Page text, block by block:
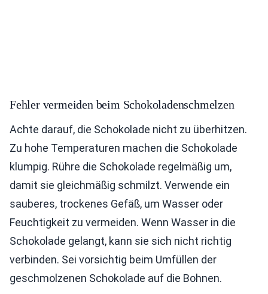
Fehler vermeiden beim Schokoladenschmelzen
Achte darauf, die Schokolade nicht zu überhitzen.
Zu hohe Temperaturen machen die Schokolade
klumpig. Rühre die Schokolade regelmäßig um,
damit sie gleichmäßig schmilzt. Verwende ein
sauberes, trockenes Gefäß, um Wasser oder
Feuchtigkeit zu vermeiden. Wenn Wasser in die
Schokolade gelangt, kann sie sich nicht richtig
verbinden. Sei vorsichtig beim Umfüllen der
geschmolzenen Schokolade auf die Bohnen.